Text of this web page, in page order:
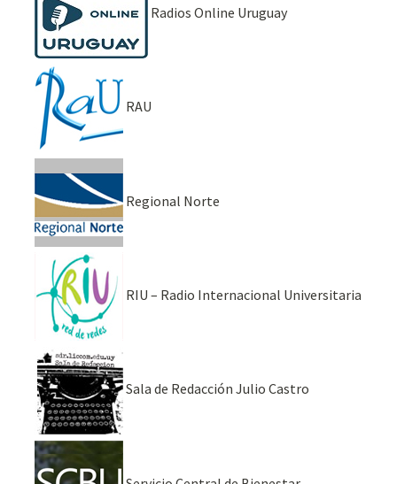
Radios Online Uruguay
RAU
Regional Norte
RIU – Radio Internacional Universitaria
Sala de Redacción Julio Castro